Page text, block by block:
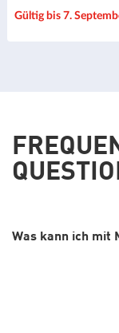
Gültig bis 7.
Was kann ich mit